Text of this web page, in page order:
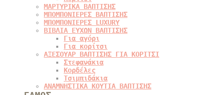
ΜΑΡΤΥΡΙΚΑ ΒΑΠΤΙΣΗΣ
ΜΠΟΜΠΟΝΙΕΡΕΣ ΒΑΠΤΙΣΗΣ
ΜΠΟΜΠΟΝΙΕΡΕΣ LUXURY
ΒΙΒΛΙΑ ΕΥΧΩΝ ΒΑΠΤΙΣΗΣ
Για αγόρι
Για κορίτσι
ΑΞΕΣΟΥΑΡ ΒΑΠΤΙΣΗΣ ΓΙΑ ΚΟΡΙΤΣΙ
Στεφανάκια
Κορδέλες
Τσιμπιδάκια
ΑΝΑΜΝΗΣΤΙΚΑ ΚΟΥΤΙΑ ΒΑΠΤΙΣΗΣ